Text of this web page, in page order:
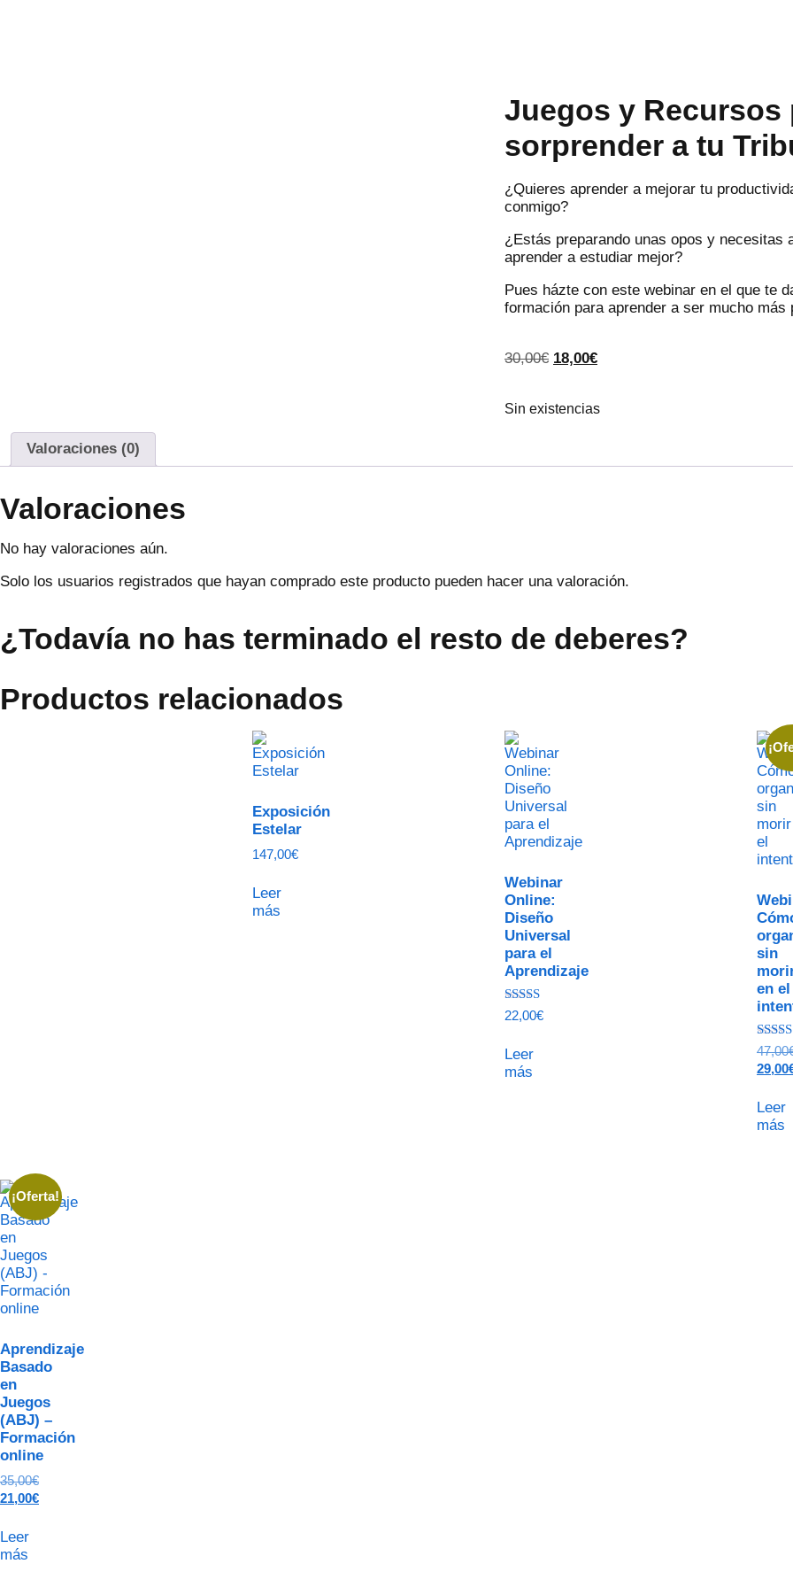
Juegos y Recursos
sorprender a tu
¿Quieres aprender a mejorar tu
conmigo?
¿Estás preparando unas opos y necesitas
aprender a estudiar mejor?
Pues házte con este webinar en el que te
formación para aprender a ser mucho más
30,00€ 18,00€
Sin existencias
Valoraciones (0)
Valoraciones
No hay valoraciones aún.
Solo los usuarios registrados que hayan comprado este producto pueden hacer una valoración.
¿Todavía no has terminado el resto de deberes?
Productos relacionados
Exposición
Estelar
147,00€
Leer
más
Webinar
Online:
Diseño
Universal
para el
Aprendizaje
Valorado
con
de 5
22,00€
Leer
más
sin
en el
con
5.00
47,00
29,00
Leer
más
¡Oferta!
Aprendizaje
Basado
en
Juegos
(ABJ) –
Formación
online
35,00€
21,00€
Leer
más